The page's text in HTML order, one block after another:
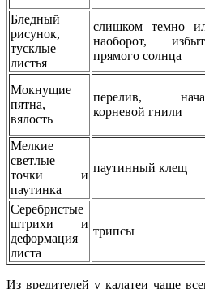
Бледный
рисунок,
тусклые
листья
слишком темно
наоборот,
прямого солнца
Мокнущие
пятна,
вялость
перелив,
корневой гнили
Мелкие
светлые
точки и
паутинка
паутинный клещ
Серебристые
штрихи и
деформация
листа
трипсы
Из вредителей у калатеи чаще